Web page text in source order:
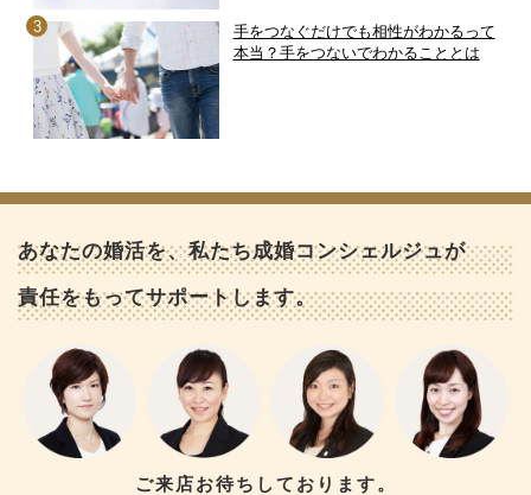
手をつなぐだけでも相性がわかるって
本当？手をつないでわかることとは
あなたの婚活を、私たち成婚コンシェルジュが
責任をもってサポートします。
ご来店お待ちしております。